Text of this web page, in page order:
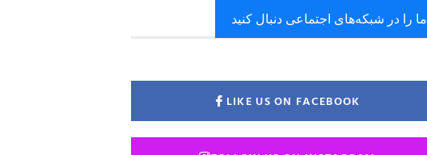
ما را در شبکه‌های اجتماعی دنبال کنید
LIKE US ON FACEBOOK